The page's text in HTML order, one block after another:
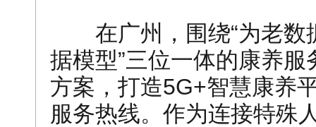
在广州，围绕“为老数
据模型”三位一体的康养
方案，打造5G+智慧康养
服务热线。作为连接特殊